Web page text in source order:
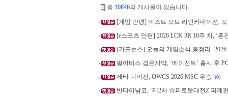
총 10846의 게시물이 있습니다.
[게임 만평] 비스트 오브 리인카네이션,
[e스포츠 만평] 2026 LCK 3R 10주 차, ‘혼
[카드뉴스] 오늘의 게임소식 총정리 -
펄어비스 검은사막, ‘에이전트’ 출시 후
제타 디비전, OWCS 2026 MSC 우승
(0)
반다이남코, ‘제2차 슈퍼로봇대전Z 파계